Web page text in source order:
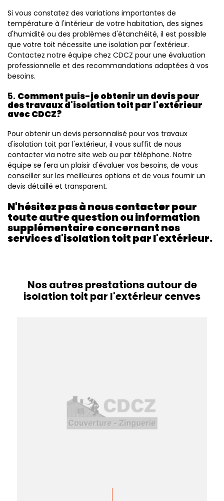
Si vous constatez des variations importantes de
température à l'intérieur de votre habitation, des signes
d'humidité ou des problèmes d'étanchéité, il est possible
que votre toit nécessite une isolation par l'extérieur.
Contactez notre équipe chez CDCZ pour une évaluation
professionnelle et des recommandations adaptées à vos
besoins.
5. Comment puis-je obtenir un devis pour
des travaux d'isolation toit par l'extérieur
avec CDCZ?
Pour obtenir un devis personnalisé pour vos travaux
d'isolation toit par l'extérieur, il vous suffit de nous
contacter via notre site web ou par téléphone. Notre
équipe se fera un plaisir d'évaluer vos besoins, de vous
conseiller sur les meilleures options et de vous fournir un
devis détaillé et transparent.
N'hésitez pas à nous contacter pour
toute autre question ou information
supplémentaire concernant nos
services d'isolation toit par l'extérieur.
Nos autres prestations autour de
isolation toit par l'extérieur cenves